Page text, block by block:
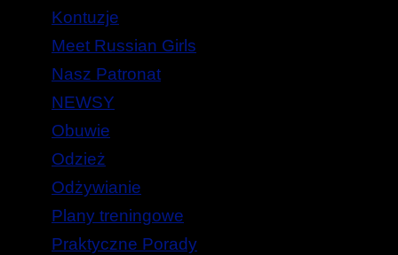
Kontuzje
Meet Russian Girls
Nasz Patronat
NEWSY
Obuwie
Odzież
Odżywianie
Plany treningowe
Praktyczne Porady